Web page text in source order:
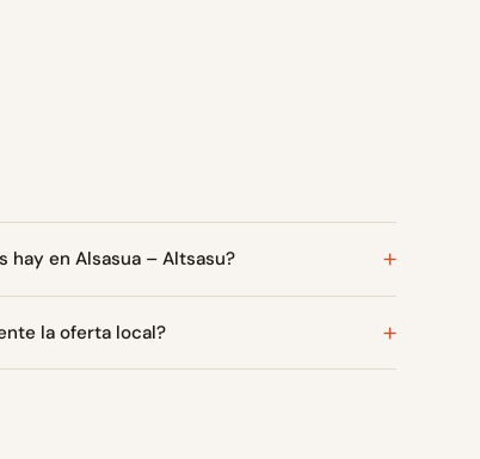
hay en Alsasua – Altsasu?
la oferta local?